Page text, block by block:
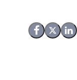
Del påDel på X